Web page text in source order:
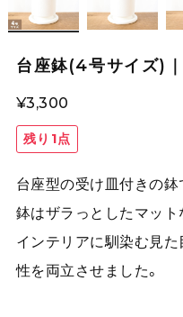
台座鉢(4号サイズ)
¥3,300
残り1点
台座型の受け皿付きの鉢
鉢はザラっとしたマット
インテリアに馴染む見た
性を両立させました。